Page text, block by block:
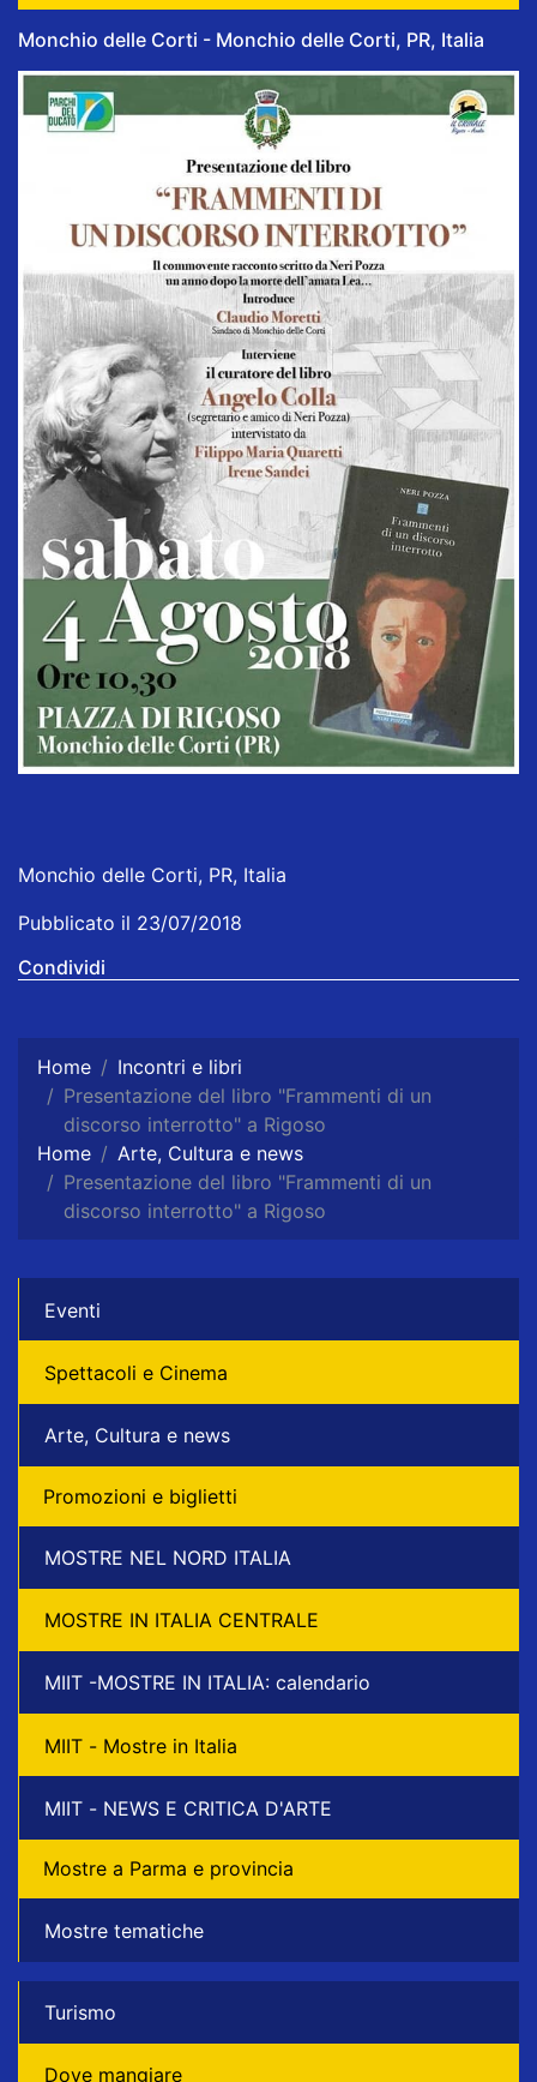
Monchio delle Corti - Monchio delle Corti, PR, Italia
Monchio delle Corti, PR, Italia
Pubblicato il 23/07/2018
Condividi
Home
Incontri e libri
Presentazione del libro "Frammenti di un
discorso interrotto" a Rigoso
Home
Arte, Cultura e news
Presentazione del libro "Frammenti di un
discorso interrotto" a Rigoso
Eventi
Spettacoli e Cinema
Arte, Cultura e news
Promozioni e biglietti
MOSTRE NEL NORD ITALIA
MOSTRE IN ITALIA CENTRALE
MIIT -MOSTRE IN ITALIA: calendario
MIIT - Mostre in Italia
MIIT - NEWS E CRITICA D'ARTE
Mostre a Parma e provincia
Mostre tematiche
Turismo
Dove mangiare